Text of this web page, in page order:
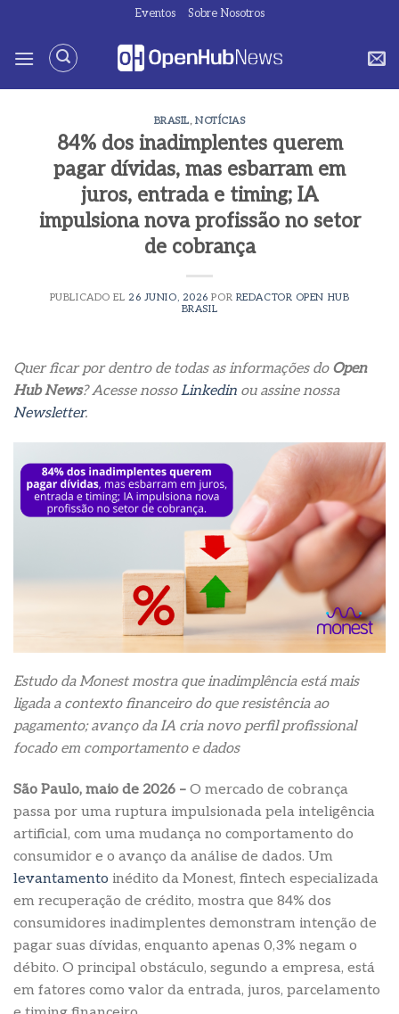
contenido
Eventos Sobre Nosotros
BRASIL, NOTÍCIAS
84% dos inadimplentes querem
pagar dívidas, mas esbarram em
juros, entrada e timing; IA
impulsiona nova profissão no setor
de cobrança
PUBLICADO EL 26 JUNIO, 2026 POR REDACTOR OPEN HUB
BRASIL
Quer ficar por dentro de todas as informações do Open
Hub News? Acesse nossoLinkedin ou assine nossa
Newsletter.
Estudo da Monest mostra que inadimplência está mais
ligada a contexto financeiro do que resistência ao
pagamento; avanço da IA cria novo perfil profissional
focado em comportamento e dados
São Paulo, maio de 2026 – O mercado de cobrança
passa por uma ruptura impulsionada pela inteligência
artificial, com uma mudança no comportamento do
consumidor e o avanço da análise de dados. Um
levantamento inédito da Monest, fintech especializada
em recuperação de crédito, mostra que 84% dos
consumidores inadimplentes demonstram intenção de
pagar suas dívidas, enquanto apenas 0,3% negam o
débito. O principal obstáculo, segundo a empresa, está
em fatores como valor da entrada, juros, parcelamento